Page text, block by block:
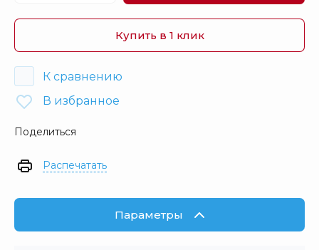
Купить в 1 клик
К сравнению
В избранное
Поделиться
Распечатать
Параметры